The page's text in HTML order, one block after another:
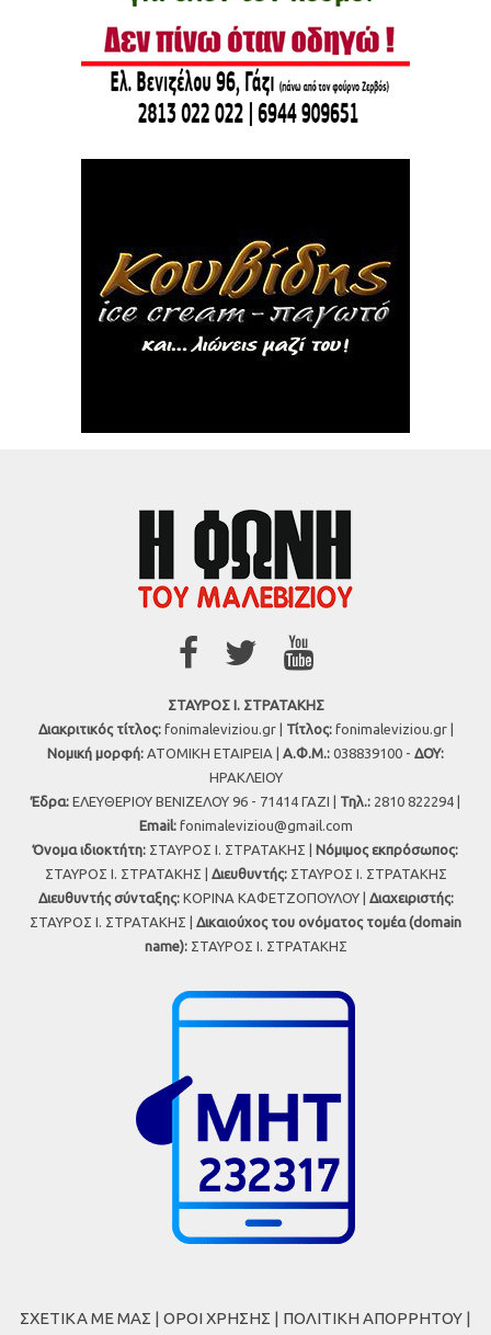
ΣΤΑΥΡΟΣ Ι. ΣΤΡΑΤΑΚΗΣ
Διακριτικός τίτλος:fonimaleviziou.gr | Τίτλος:fonimaleviziou.gr |
Νομική μορφή: ΑΤΟΜΙΚΗ ΕΤΑΙΡΕΙΑ | Α.Φ.Μ.: 038839100 - ΔΟΥ:
ΗΡΑΚΛΕΙΟΥ
Έδρα: ΕΛΕΥΘΕΡΙΟΥ ΒΕΝΙΖΕΛΟΥ 96 - 71414 ΓΑΖΙ | Τηλ.: 2810 822294 |
Εmail: fonimaleviziou@gmail.com
Όνομα ιδιοκτήτη: ΣΤΑΥΡΟΣ Ι. ΣΤΡΑΤΑΚΗΣ | Νόμιμος εκπρόσωπος:
ΣΤΑΥΡΟΣ Ι. ΣΤΡΑΤΑΚΗΣ | Διευθυντής:ΣΤΑΥΡΟΣ Ι. ΣΤΡΑΤΑΚΗΣ
Διευθυντής σύνταξης:ΚΟΡΙΝΑ ΚΑΦΕΤΖΟΠΟΥΛΟΥ | Διαχειριστής:
ΣΤΑΥΡΟΣ Ι. ΣΤΡΑΤΑΚΗΣ | Δικαιούχος του ονόματος τομέα (domain
name):ΣΤΑΥΡΟΣ Ι. ΣΤΡΑΤΑΚΗΣ
ΣΧΕΤΙΚΑ ΜΕ ΜΑΣ | ΟΡΟΙ ΧΡΗΣΗΣ | ΠΟΛΙΤΙΚΗ ΑΠΟΡΡΗΤΟΥ |